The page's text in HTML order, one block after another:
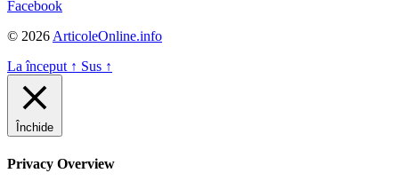
Facebook
© 2026 ArticoleOnline.info
La început ↑ Sus ↑
Închide
Privacy Overview